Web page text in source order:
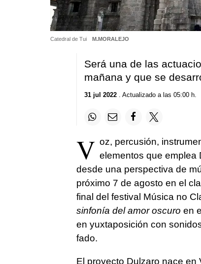
Catedral de Tui M.MORALEJO
Será una de las
mañana y que se
31 jul 2022. Actualizado a las 05:00 h.
V oz, percusión,
elementos que emplea
desde una perspectiva de
próximo 7 de agosto en el
final del festival Música no
sinfonía del amor oscuro en
en yuxtaposición con
fado.
El proyecto Dulzaro nace en